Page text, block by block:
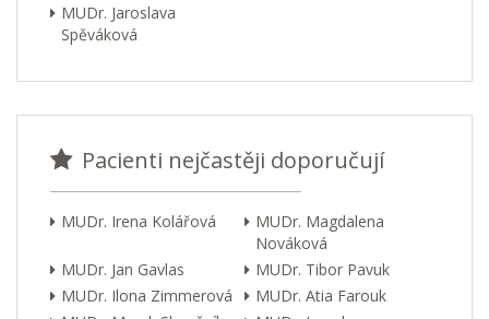
MUDr. Jaroslava
Spěváková
Pacienti nejčastěji doporučují
MUDr. Irena Kolářová
MUDr. Magdalena
Nováková
MUDr. Jan Gavlas
MUDr. Tibor Pavuk
MUDr. Ilona Zimmerová
MUDr. Atia Farouk